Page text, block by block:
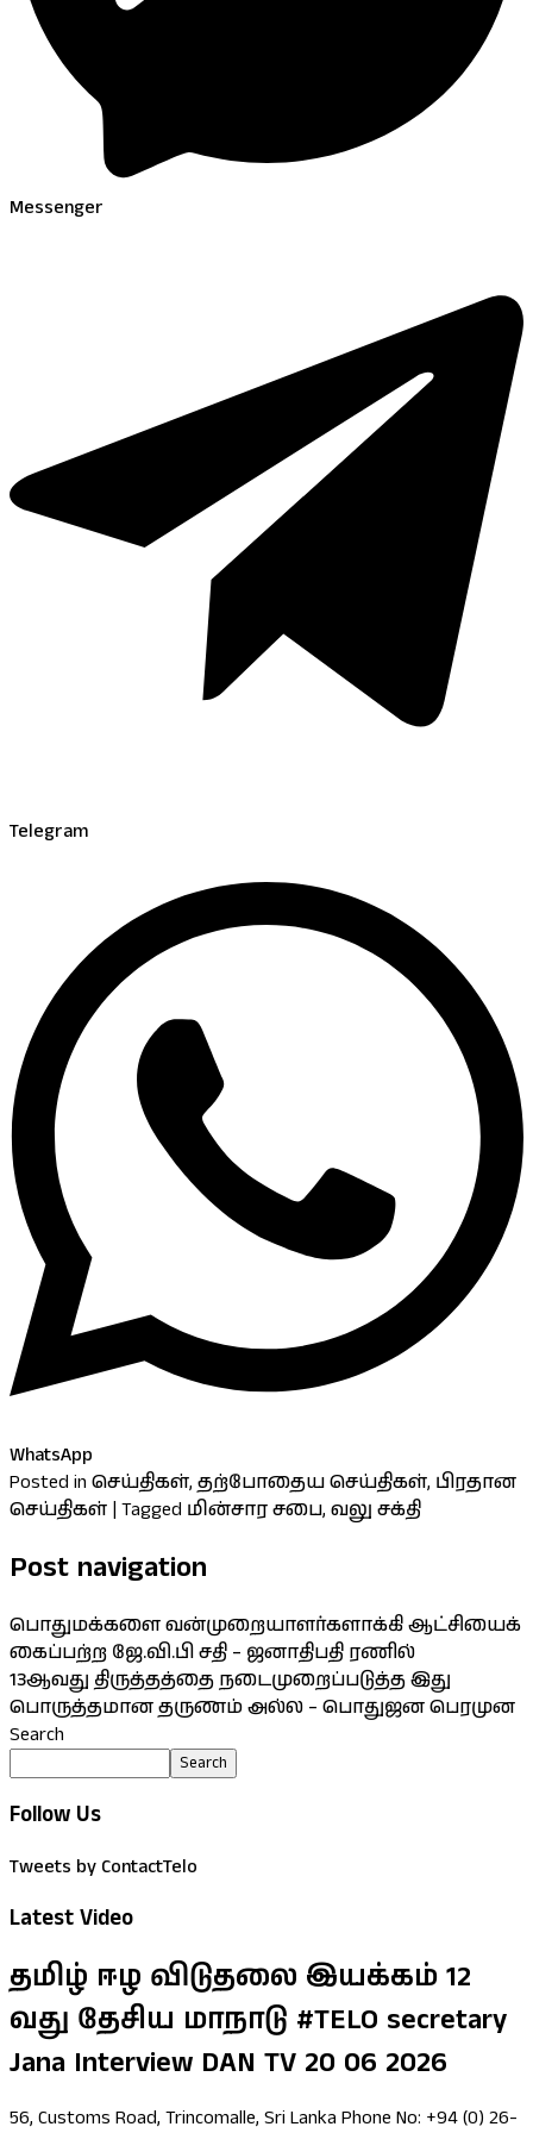
Messenger
Telegram
WhatsApp
Posted in செய்திகள், தற்போதைய செய்திகள், பிரதான
செய்திகள் | Tagged மின்சார சபை, வலு சக்தி
Post navigation
பொதுமக்களை வன்முறையாளர்களாக்கி ஆட்சியைக்
கைப்பற்ற ஜே.வி.பி சதி – ஜனாதிபதி ரணில்
13ஆவது திருத்தத்தை நடைமுறைப்படுத்த இது
பொருத்தமான தருணம் அல்ல – பொதுஜன பெரமுன
Search
Search
Follow Us
Tweets by ContactTelo
Latest Video
தமிழ் ஈழ விடுதலை இயக்கம் 12
வது தேசிய மாநாடு #TELO secretary
Jana Interview DAN TV 20 06 2026
56, Customs Road, Trincomalle, Sri Lanka Phone No: +94 (0) 26-